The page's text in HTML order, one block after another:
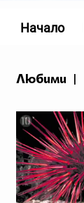
Любими |
Начало